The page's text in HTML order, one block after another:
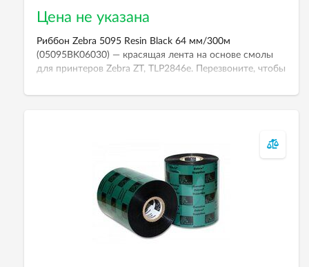
Цена не указана
Риббон Zebra 5095 Resin Black 64 мм/300м
(05095BK06030) — красящая лента на основе смолы
для принтеров Zebra ZT, TLP2846e. Перезвоните, чтобы